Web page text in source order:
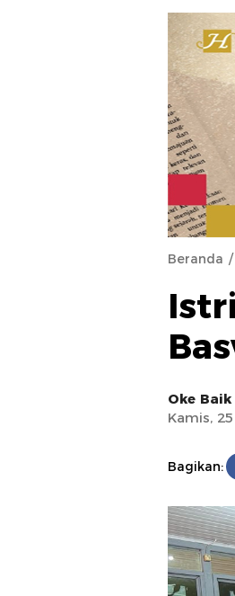
Beranda
Oke Baik
Kamis,
Bagikan: